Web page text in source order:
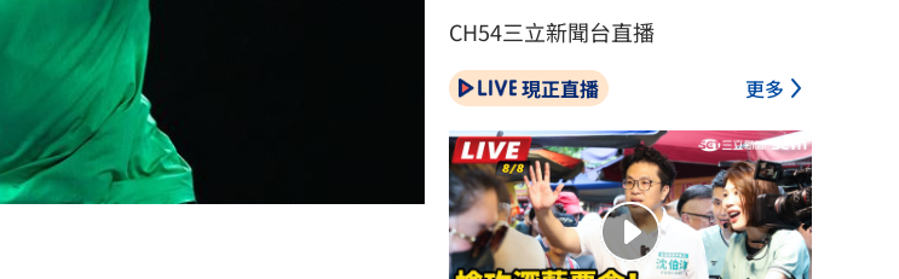
CH54三立新聞台直播
現正直播 更多